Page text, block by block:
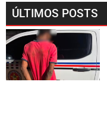
ÚLTIMOS POSTS